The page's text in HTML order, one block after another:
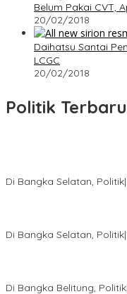
Belum Pakai CVT,
20/02/2018
Daihatsu Santai
LCGC
20/02/2018
Politik Terbaru
Di Bangka Selatan, Politik|
Di Bangka Selatan, Politik|
Di Bangka Belitung, Politik